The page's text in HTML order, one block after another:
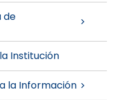
de
Institución
la Información